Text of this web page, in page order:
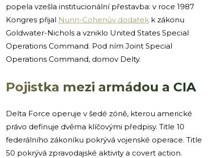
popela vzešla institucionální přestavba: v roce 1987
Kongres přijal Nunn-Cohenův dodatek k zákonu
Goldwater-Nichols a vzniklo United States Special
Operations Command. Pod ním Joint Special
Operations Command, domov Delty.
Pojistka mezi armádou a CIA
Delta Force operuje v šedé zóně, kterou americké
právo definuje dvěma klíčovými předpisy. Title 10
federálního zákoníku pokrývá vojenské operace. Title
50 pokrývá zpravodajské aktivity a covert action.